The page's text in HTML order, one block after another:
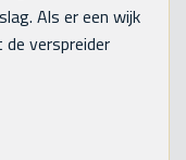
Als er een wijk
verspreider